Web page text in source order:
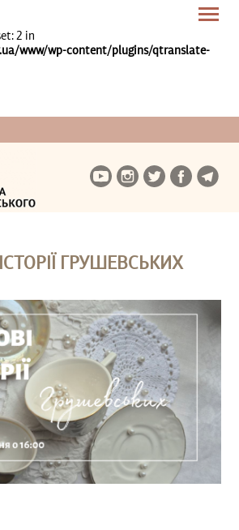
2 in
www/wp-content/plugins/qtranslate-
ГРУШЕВСЬКИХ